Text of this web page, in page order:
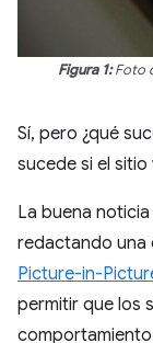
Figura 1:Foto
Sí, pero ¿qué
sucede si el
La buena
redactando una
Picture-in-
permitir que los